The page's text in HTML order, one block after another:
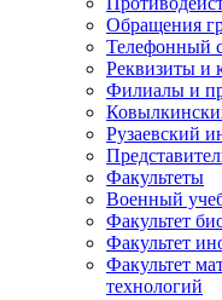
Обращения
Телефонный
Реквизиты и
Филиалы и
Рузаевский
Факультеты
Военный
Факультет
Факультет
Факультет
технологий